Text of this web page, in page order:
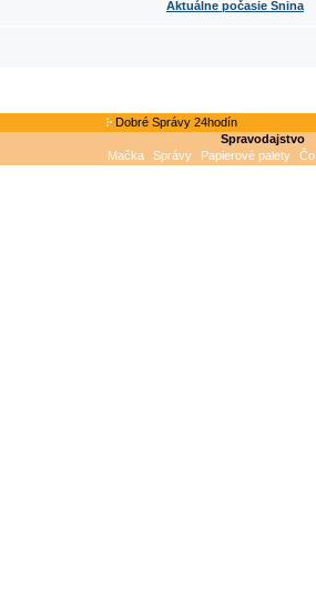
Aktuálne počasie Snina
Dobré Správy 24hodín
Spravodajstvo
Mačka
Správy Papierové palety